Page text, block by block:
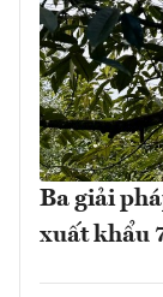
Ba giải
xuất khẩu